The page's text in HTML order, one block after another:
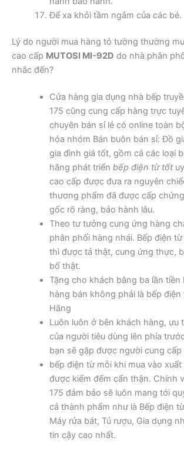
Để xa khỏi tầm ngắm của các bé.
Lý do người mua hàng tỏ tường thường
cao cấp MUTOSI MI-92D do nhà phân
nhắc đến?
Cửa hàng gia dụng nhà bếp
175 cũng cung cấp hàng trực
chuyên bán sỉ lẻ có online toàn
hóa nhóm Bán buôn bán sỉ: Đồ
gia đình giá tốt, gồm cả các loại
hãng phát triển bếp điện từ tốt
cao cấp được đưa ra nguyên
thương phẩm đã được cấp
gốc rõ ràng, bảo hành lâu.
Theo tư tưởng cung ứng hàng
phân phối hàng nhái. Bếp điện
thì được tả thật, cung ứng thực,
bố thật.
Tặng cho khách bằng ba lần tiền
hàng bán không phải là bếp
Hãng
Luôn luôn ở bên khách hàng, ưu
của người tiêu dùng lên phía
bạn sẽ gặp được người cung cấp
bếp điện từ mỗi khi mua vào
được kiểm đếm cẩn thận. Chính
175 đảm bảo sẽ luôn mang tới
cả thành phẩm như là Bếp điện
Máy rửa bát, Tủ rượu, Gia dụng
tin cậy cao nhất.